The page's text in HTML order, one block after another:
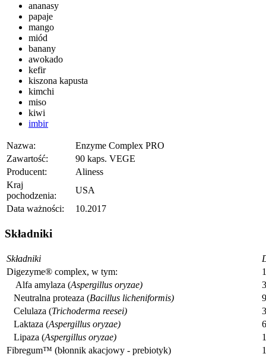
ananasy
papaje
mango
miód
banany
awokado
kefir
kiszona kapusta
kimchi
miso
kiwi
imbir
Nazwa:
Enzyme Complex PRO
Zawartość:
90 kaps. VEGE
Producent:
Aliness
Kraj
pochodzenia:
USA
Data ważności:
10.2017
Składniki
Składniki
Digezyme® complex, w tym:
Alfa amylaza (Aspergillus oryzae)
Neutralna proteaza (Bacillus licheniformis)
Celulaza (Trichoderma reesei)
Laktaza (Aspergillus oryzae)
Lipaza (Aspergillus oryzae)
Fibregum™ (błonnik akacjowy - prebiotyk)